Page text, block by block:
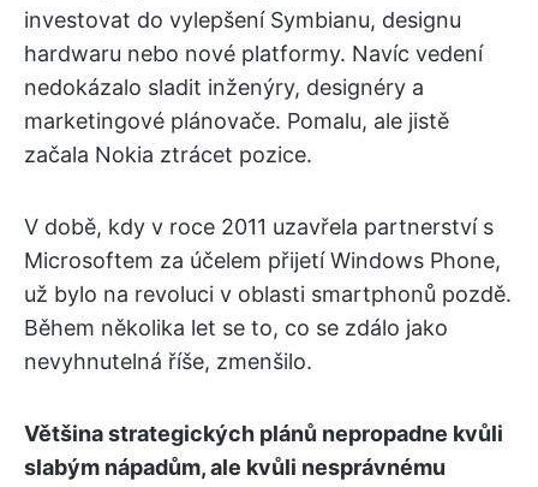
investovat do vylepšení Symbianu, designu
hardwaru nebo nové platformy. Navíc vedení
nedokázalo sladit inženýry, designéry a
marketingové plánovače. Pomalu, ale jistě
začala Nokia ztrácet pozice.
V době, kdy v roce 2011 uzavřela partnerství s
Microsoftem za účelem přijetí Windows Phone,
už bylo na revoluci v oblasti smartphonů pozdě.
Během několika let se to, co se zdálo jako
nevyhnutelná říše, zmenšilo.
Většina strategických plánů nepropadne kvůli
slabým nápadům, ale kvůli nesprávnému